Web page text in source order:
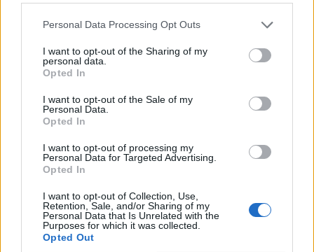
Personal Data Processing Opt Outs
I want to opt-out of the Sharing of my
personal data.
Opted In
I want to opt-out of the Sale of my
Personal Data.
Opted In
I want to opt-out of processing my
Personal Data for Targeted Advertising.
Opted In
I want to opt-out of Collection, Use,
Retention, Sale, and/or Sharing of my
Personal Data that Is Unrelated with the
Purposes for which it was collected.
Opted Out
vanno sottolineati con una breve
spiegazione. È bene non trascurare
l’ambientazione e il tempo della
narrazione: i luoghi dove si svolge e il
tempo in cui avviene la vicenda e in
quanto tempo questa si svolge.
Si passa poi all’
personaggi: si inizia dai due
protagonisti, per poi continuare con gli
altri personaggi che compaiono nella